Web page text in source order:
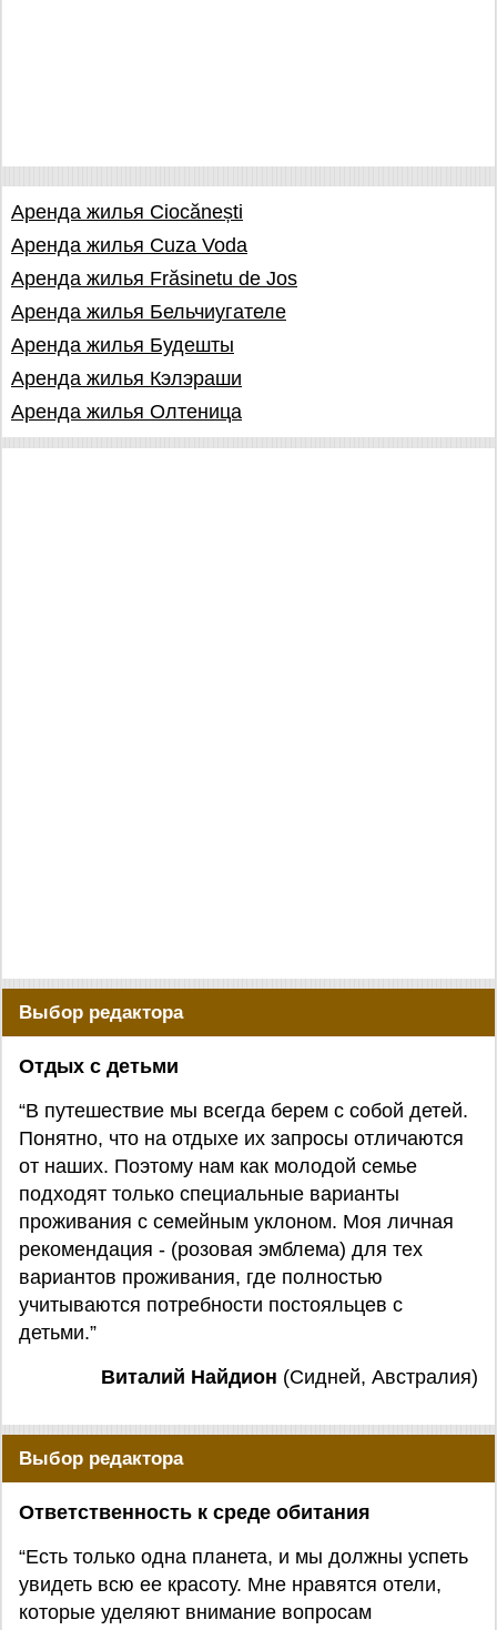
Аренда жилья Ciocănești
Аренда жилья Cuza Voda
Аренда жилья Frăsinetu de Jos
Аренда жилья Бельчиугателе
Аренда жилья Будешты
Аренда жилья Кэлэраши
Аренда жилья Олтеница
Выбор редактора
Отдых с детьми
“В путешествие мы всегда берем с собой детей.
Понятно, что на отдыхе их запросы отличаются
от наших. Поэтому нам как молодой семье
подходят только специальные варианты
проживания с семейным уклоном. Моя личная
рекомендация - (розовая эмблема) для тех
вариантов проживания, где полностью
учитываются потребности постояльцев с
детьми.”
Виталий Найдион (Сидней, Австралия)
Выбор редактора
Ответственность к среде обитания
“Есть только одна планета, и мы должны успеть
увидеть всю ее красоту. Мне нравятся отели,
которые уделяют внимание вопросам